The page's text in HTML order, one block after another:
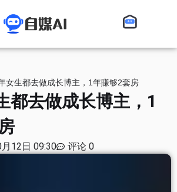
女生都去做成长博主，1年賺够2套房
都去做成长博主，1
12日 09:30 评论 0